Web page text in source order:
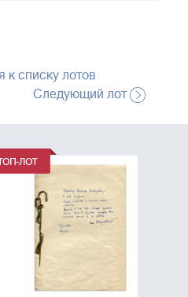
к списку лотов
Следующий лот